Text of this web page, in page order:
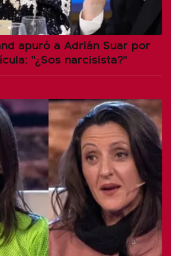
apuró a Adrián Suar por
"¿Sos narcisista?"